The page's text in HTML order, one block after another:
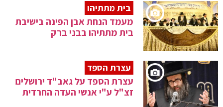
בית מתתיהו
מעמד הנחת אבן הפינה בישיבת
בית מתתיהו בבני ברק
עצרת הספד
עצרת הספד על גאב"ד ירושלים
זצ"ל ע"י אנשי העדה החרדית